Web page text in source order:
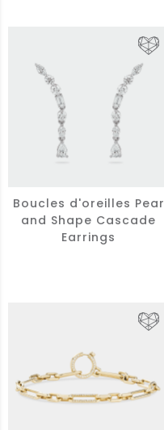
Boucles d'oreilles Pear
and Shape Cascade
Earrings